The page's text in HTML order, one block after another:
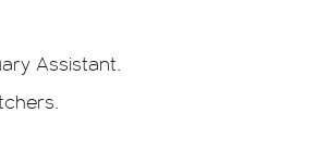
Assistant.